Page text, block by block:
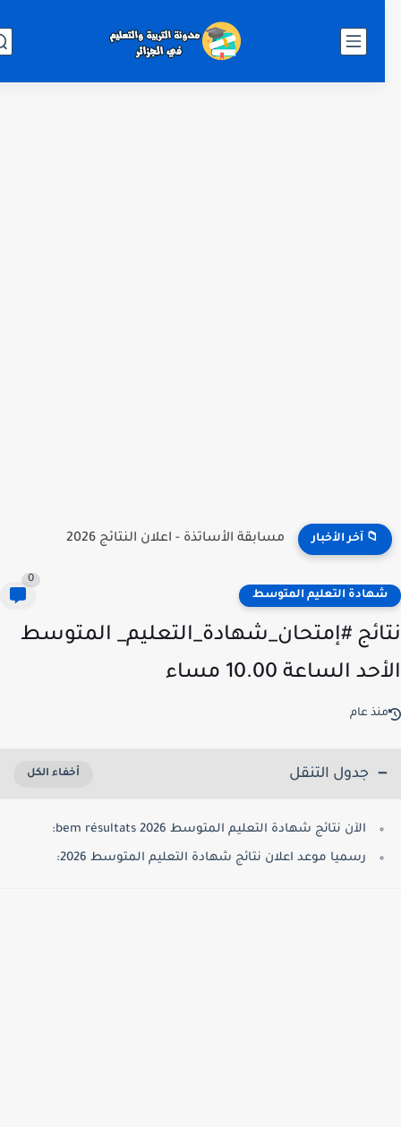
📁 آخر الأخبار
التعليم المتوسط
#إمتحان_شهادة_التعليم_ المتوسط
الساعة 10.00 مساء
عام
جدول التنقل
الآن نتائج شهادة التعليم المتوسط bem résultats 2026:
رسميا موعد اعلان نتائج شهادة التعليم المتوسط 2026: